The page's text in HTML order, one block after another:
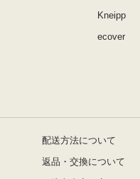
Kneipp
ecover
配送方法について
返品・交換について